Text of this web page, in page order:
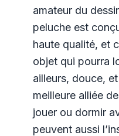
amateur du
peluche est
haute qualité, et
objet qui pourra
ailleurs, douce,
meilleure alliée
jouer ou dormir
peuvent aussi